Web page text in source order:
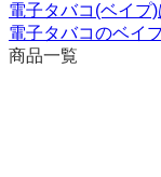
電子タバコ(ベイプ
電子タバコのベイ
商品一覧